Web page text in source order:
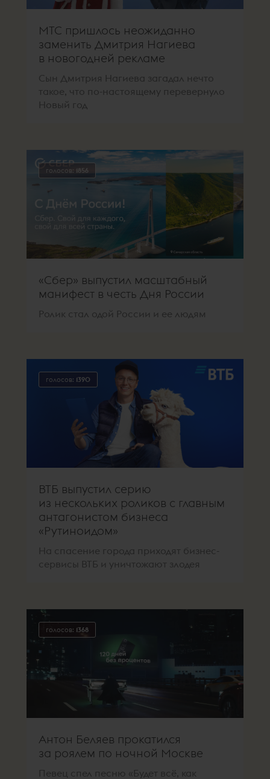
МТС пришлось неожиданно
заменить Дмитрия Нагиева
в новогодней рекламе
Сын Дмитрия Нагиева загадал нечто
такое, что по-настоящему перевернуло
Новый год
голосов: 1856
«Сбер» выпустил масштабный
манифест в честь Дня России
Ролик стал одой России и ее людям
голосов: 1390
ВТБ выпустил серию
из нескольких роликов с главным
антагонистом бизнеса
«Рутиноидом»
На спасение города приходят бизнес-
сервисы ВТБ и уничтожают злодея
голосов: 1368
Антон Беляев прокатился
за роялем по ночной Москве
Певец спел песню «Будет всё, как